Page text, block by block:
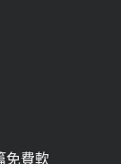
免費軟